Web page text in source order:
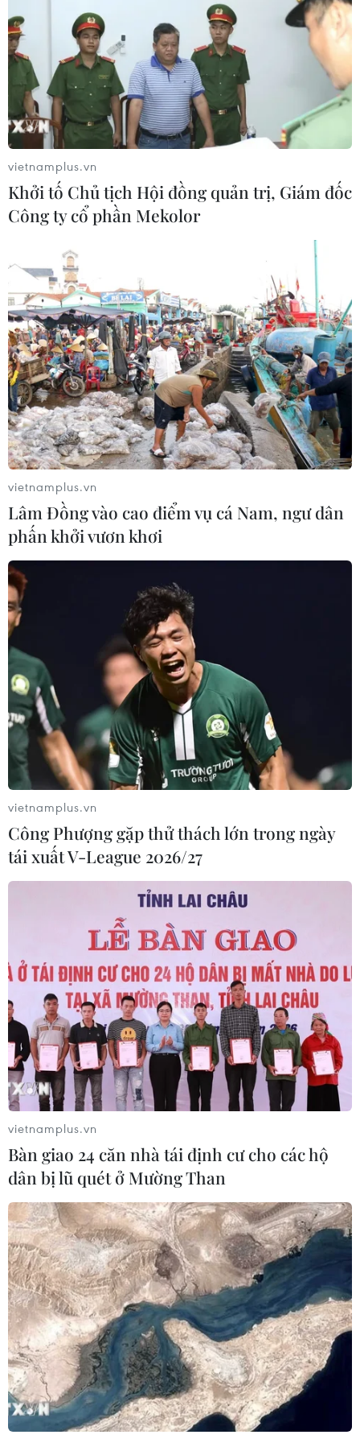
vietnamplus.vn
Khởi tố Chủ tịch Hội đồng quản trị, Giám đốc
Công ty cổ phần Mekolor
vietnamplus.vn
Lâm Đồng vào cao điểm vụ cá Nam, ngư dân
phấn khởi vươn khơi
vietnamplus.vn
Công Phượng gặp thử thách lớn trong ngày
tái xuất V-League 2026/27
vietnamplus.vn
Bàn giao 24 căn nhà tái định cư cho các hộ
dân bị lũ quét ở Mường Than